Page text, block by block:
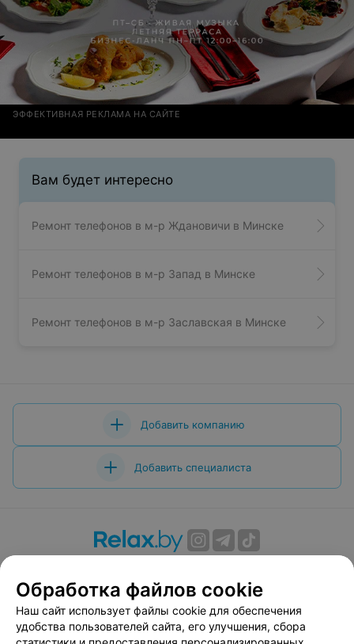
ЭФФЕКТИВНАЯ РЕКЛАМА НА САЙТЕ
Вам будет интересно
Ремонт телефонов в м-р Ждановичи в Минске
Ремонт телефонов в м-р Запад в Минске
Ремонт телефонов в м-р Заславская в Минске
Добавить компанию
Добавить специалиста
Вакансии
Публичный договор
Способы оплаты
Публичный договор по использованию сервиса
«Афиша»
Обработка файлов cookie
Наш сайт использует файлы cookie для обеспечения
удобства пользователей сайта, его улучшения, сбора